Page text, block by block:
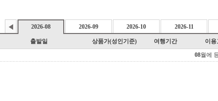
2026-08 2026-09 2026-10 2026-11
출발일 상품가(성인기준) 여행기간
이용
08월에